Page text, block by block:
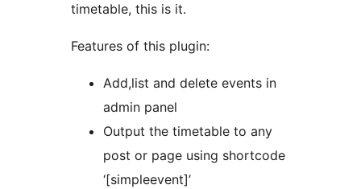
timetable, this is it.
Features of this plugin:
Add,list and delete events in
admin panel
Output the timetable to any
post or page using shortcode
‘[simpleevent]’